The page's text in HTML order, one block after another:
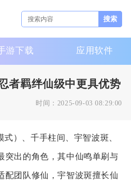
搜索
游下载 应用软件
者羁绊仙级中更具优势
时间： 2025-09-03 08:29:00
）、千手柱间、宇智波斑、
突出的角色，其中仙鸣单刷与
配团队修仙，宇智波斑擅长仙